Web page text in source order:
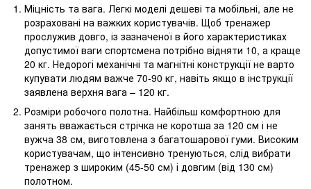
Міцність та вага. Легкі моделі дешеві та мобільні, але не
розраховані на важких користувачів. Щоб тренажер
прослужив довго, із зазначеної в його характеристиках
допустимої ваги спортсмена потрібно відняти 10, а краще
20 кг. Недорогі механічні та магнітні конструкції не варто
купувати людям важче 70-90 кг, навіть якщо в інструкції
заявлена верхня вага – 120 кг.
Розміри робочого полотна. Найбільш комфортною для
занять вважається стрічка не коротша за 120 см і не
вужча 38 см, виготовлена з багатошарової гуми. Високим
користувачам, що інтенсивно тренуються, слід вибрати
тренажер з широким (45-50 см) і довгим (від 130 см)
полотном.